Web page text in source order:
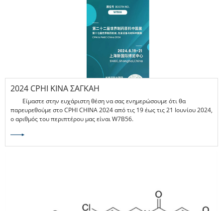
2024 CPHI ΚΙΝΑ ΣΑΓΚΆΗ
Είμαστε στην ευχάριστη θέση να σας ενημερώσουμε ότι θα
παρευρεθούμε στο CPHI CHINA 2024 από τις 19 έως τις 21 Ιουνίου 2024,
ο αριθμός του περιπτέρου μας είναι W7B56.